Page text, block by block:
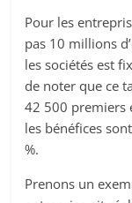
Pour les
pas 10 millions
les sociétés est
de noter que ce
42 500 premiers
les bénéfices
%.
Prenons un